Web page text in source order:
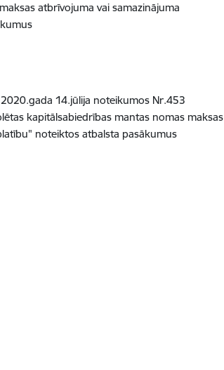
atbrīvojuma vai samazinājuma
14.jūlija noteikumos Nr.453
kapitālsabiedrības mantas nomas maksas
noteiktos atbalsta pasākumus